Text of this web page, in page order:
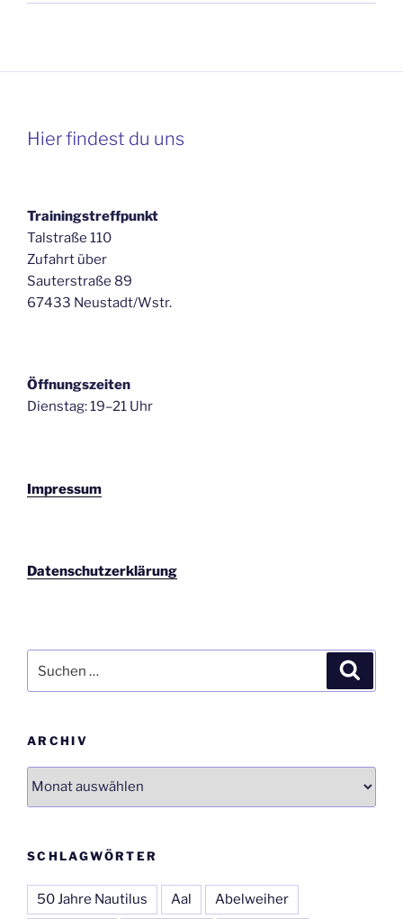
Hier findest du uns
Trainingstreffpunkt
Talstraße 110
Zufahrt über
Sauterstraße 89
67433 Neustadt/Wstr.
Öffnungszeiten
Dienstag: 19–21 Uhr
Impressum
Datenschutzerklärung
nach:
ARCHIV
Archiv
SCHLAGWÖRTER
50 Jahre Nautilus Aal Abelweiher